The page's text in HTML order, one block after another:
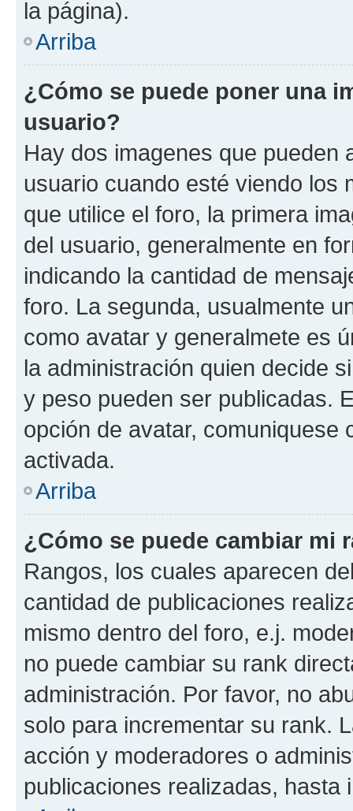
la página).
Arriba
¿Cómo se puede poner una
usuario?
Hay dos imagenes que pueden
usuario cuando esté viendo los
que utilice el foro, la primera
del usuario, generalmente en
indicando la cantidad de
foro. La segunda, usualmente
como avatar y generalmete es
la administración quien decide
y peso pueden ser publicadas.
opción de avatar, comuniquese
activada.
Arriba
¿Cómo se puede cambiar mi
Rangos, los cuales aparecen
cantidad de publicaciones
mismo dentro del foro, e.j.
no puede cambiar su rank
administración. Por favor, no
solo para incrementar su rank.
acción y moderadores o
publicaciones realizadas, hasta